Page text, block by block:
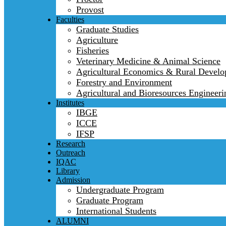
Provost
Faculties
Graduate Studies
Agriculture
Fisheries
Veterinary Medicine & Animal Science
Agricultural Economics & Rural
Forestry and Environment
Agricultural and Bioresources
Institutes
IBGE
ICCE
IFSP
Research
Outreach
IQAC
Library
Admission
Undergraduate Program
Graduate Program
International Students
ALUMNI